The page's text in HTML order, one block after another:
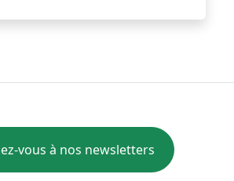
vous à nos newsletters